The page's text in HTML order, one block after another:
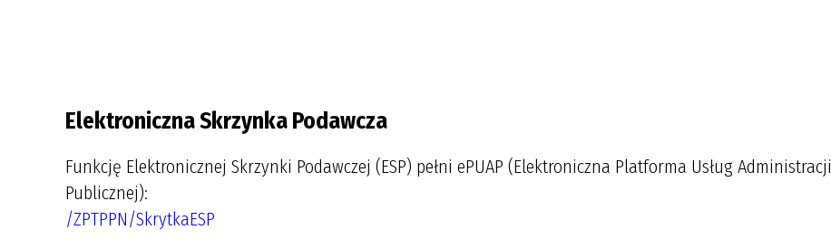
Elektroniczna Skrzynka Podawcza
Funkcję Elektronicznej Skrzynki Podawczej (ESP) pełni ePUAP (Elektroniczna Platforma Usług Administracji
Publicznej):
/ZPTPPN/SkrytkaESP